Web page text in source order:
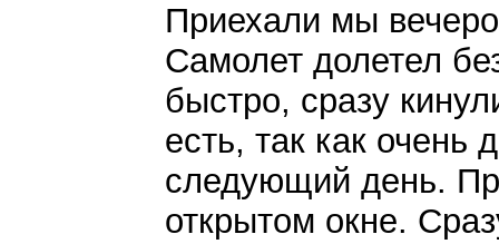
Приехали мы
Самолет долетел
быстро, сразу
есть, так как очень
следующий день.
открытом окне.